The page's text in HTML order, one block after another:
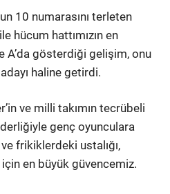
10 numarasını terleten
hücum hattımızın en
A’da gösterdiği gelişim, onu
haline getirdi.
ve milli takımın tecrübeli
genç oyunculara
frikiklerdeki ustalığı,
için en büyük güvencemiz.